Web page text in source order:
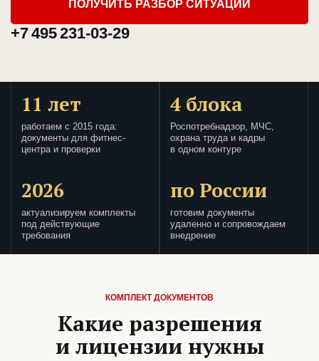
ПОЛУЧИТЬ РАЗБОР СИТУАЦИИ
+7 495 231-03-29
11 лет
работаем с 2015 года:
документы для фитнес-
центра и проверки
4 блока
Роспотребнадзор, МЧС,
охрана труда и кадры
в одном контуре
2026
актуализируем комплекты
под действующие
требования
по России
готовим документы
удаленно и сопровождаем
внедрение
КОМПЛЕКТ ДОКУМЕНТОВ
Какие разрешения
и лицензии нужны